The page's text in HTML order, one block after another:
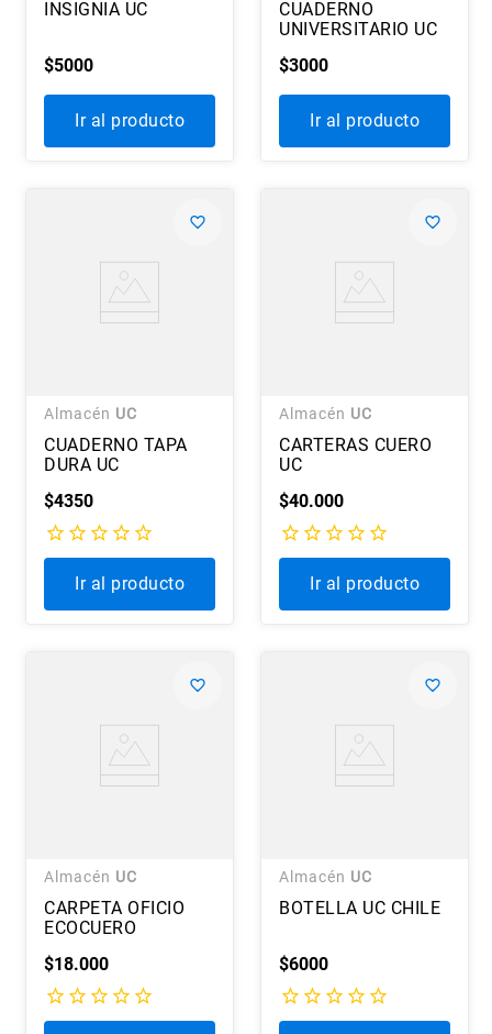
INSIGNIA UC
$5000
Ir al producto
CUADERNO
UNIVERSITARIO UC
$3000
Ir al producto
Almacén UC
CUADERNO TAPA
DURA UC
$4350
Ir al producto
Almacén UC
CARTERAS CUERO
UC
$40.000
Ir al producto
Almacén UC
CARPETA OFICIO
ECOCUERO
$18.000
Almacén UC
BOTELLA UC CHILE
$6000